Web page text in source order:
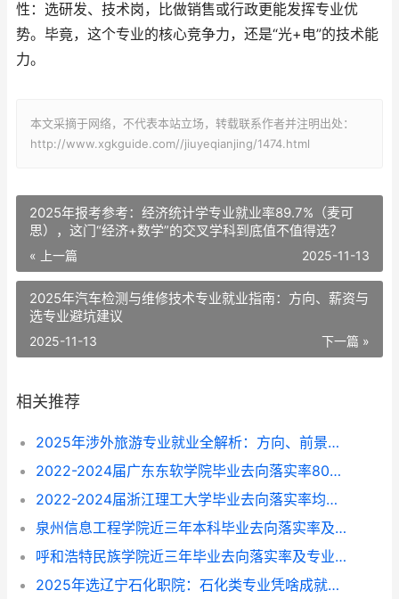
性：选研发、技术岗，比做销售或行政更能发挥专业优
势。毕竟，这个专业的核心竞争力，还是“光+电”的技术能
力。
本文采摘于网络，不代表本站立场，转载联系作者并注明出处：
http://www.xgkguide.com//jiuyeqianjing/1474.html
2025年报考参考：经济统计学专业就业率89.7%（麦可
思），这门“经济+数学”的交叉学科到底值不值得选？
« 上一篇 2025-11-13
2025年汽车检测与维修技术专业就业指南：方向、薪资与
选专业避坑建议
下一篇 »
2025-11-13
相关推荐
2025年涉外旅游专业就业全解析：方向、前景与选择指南
2022-2024届广东东软学院毕业去向落实率80%-87%，这些专业找工作更顺？
2022-2024届浙江理工大学毕业去向落实率均超96%，就业方向与专业选择指南
泉州信息工程学院近三年本科毕业去向落实率及专业就业前景解析（2022-2024）
呼和浩特民族学院近三年毕业去向落实率及专业就业情况解析（2022-2024）
2025年选辽宁石化职院：石化类专业凭啥成就业“香饽饽”？附专业挑拣指南